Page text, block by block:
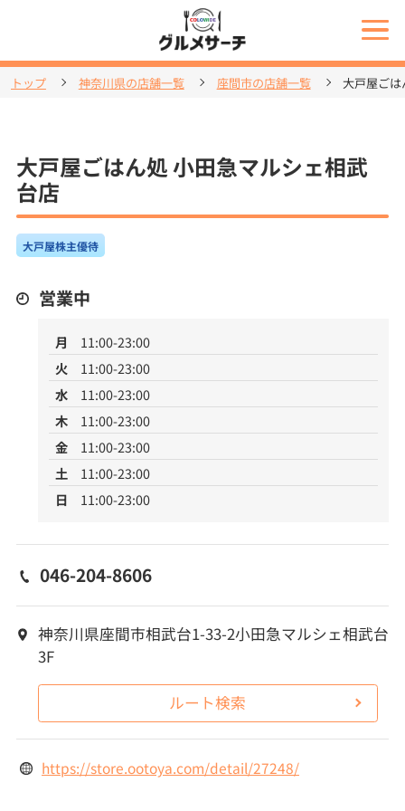
トップ 神奈川県の店舗一覧 座間市の店舗一覧 大戸屋ご
大戸屋ごはん処 小田急マルシェ相武
台店
大戸屋株主優待
営業中
月
11:00-23:00
火
11:00-23:00
水
11:00-23:00
木
11:00-23:00
金
11:00-23:00
土
11:00-23:00
日
11:00-23:00
046-204-8606
神奈川県座間市相武台1-33-2小田急マルシェ相武台
3F
ルート検索
https://store.ootoya.com/detail/27248/